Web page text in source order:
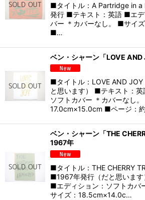
■タイトル：A Partridge in
発行 ■テキスト：英語 ■エデ
バー ＊カバーなし。 ■サイ
■…
ベン・シャーン「LOVE
■タイトル：LOVE AND
と思います） ■テキスト：英
ソフトカバー ＊カバーなし
17.0cm×15.0cm ■ページ：
ベン・シャーン「THE
1967年
■タイトル：THE CHERRY
■1967年発行（だと思いま
■エディション：ソフトカバ
サイズ：18.5cm×14.0c…